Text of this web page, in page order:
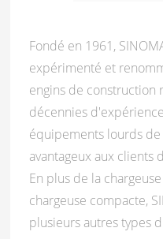
Fondé en 1961,
expérimenté et
engins de construction
décennies
équipements lourds
avantageux aux clients
En plus de la
chargeuse compacte,
plusieurs autres types